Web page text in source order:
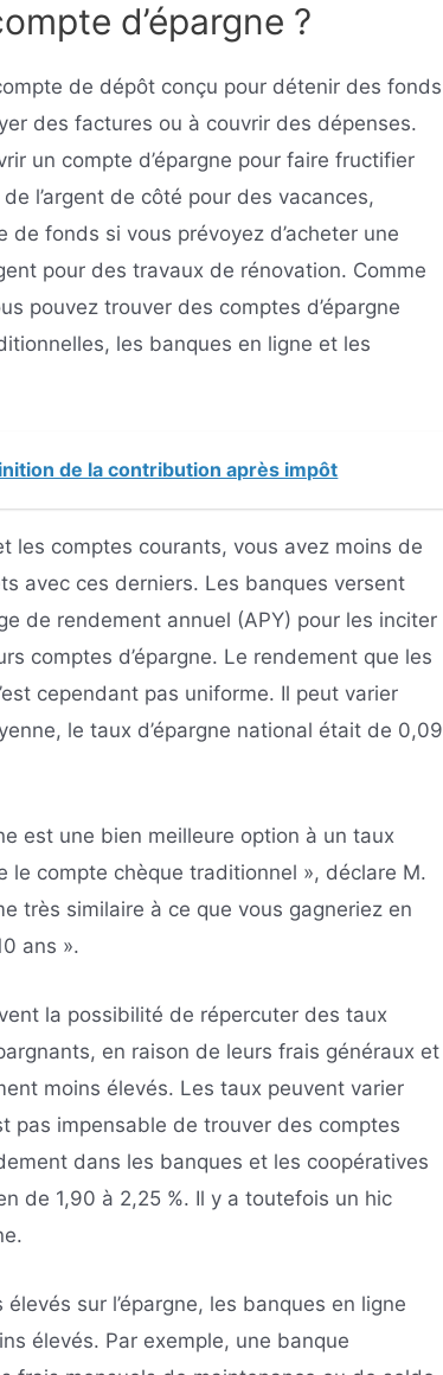
d’épargne ?
de dépôt conçu pour détenir des fonds
des factures ou à couvrir des dépenses.
un compte d’épargne pour faire fructifier
l’argent de côté pour des vacances,
fonds si vous prévoyez d’acheter une
pour des travaux de rénovation. Comme
pouvez trouver des comptes d’épargne
les banques en ligne et les
de la contribution après impôt
les comptes courants, vous avez moins de
avec ces derniers. Les banques versent
de rendement annuel (APY) pour les inciter
comptes d’épargne. Le rendement que les
cependant pas uniforme. Il peut varier
le taux d’épargne national était de 0,09
est une bien meilleure option à un taux
le compte chèque traditionnel », déclare M.
très similaire à ce que vous gagneriez en
ans ».
la possibilité de répercuter des taux
en raison de leurs frais généraux et
moins élevés. Les taux peuvent varier
pas impensable de trouver des comptes
dans les banques et les coopératives
de 1,90 à 2,25 %. Il y a toutefois un hic
sur l’épargne, les banques en ligne
élevés. Par exemple, une banque